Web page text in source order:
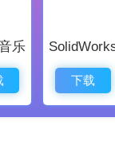
击，大招为火
乐
下载